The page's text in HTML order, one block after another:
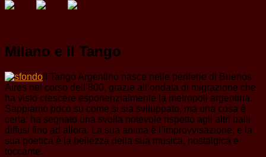
Milano e il Tango
Il Tango Argentino nasce nelle periferie di Buenos
Aires nel corso dell’800, grazie all’ondata di migrazione che
ha visto crescere esponenzialmente la metropoli argentina.
Sappiamo poco su come si sia sviluppato, ma una cosa è
certa: ha segnato una svolta notevole rispetto agli altri balli
diffusi fino ad allora. La sua anima è l’improvvisazione, e la
sua poetica è la bellezza della sua musica, nostalgica e
toccante.